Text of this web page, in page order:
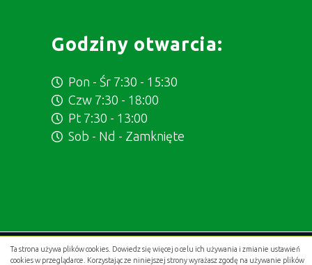
Ta strona używa plików cookies. Dowiedz się więcej o celu ich używania i zmianie ustawień
cookies w przeglądarce. Korzystając ze niniejszej strony wyrażasz zgodę na używanie plików
Godziny otwarcia:
Pon - Śr 7:30 - 15:30
Czw 7:30 - 18:00
Pt 7:30 - 13:00
Sob - Nd - Zamknięte
Projekt i wykonanie:.gold studio digital